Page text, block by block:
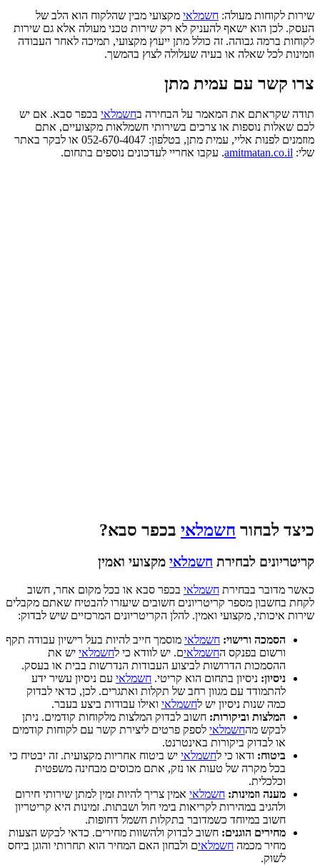
שירות לקוחות מעולה: חשמלאי מקצועי מבין שהלקוח הוא הלב של
העסק. לכן הוא ישאף להעניק לא רק שירות טכני מעולה אלא גם שירות
לקוחות ברמה גבוהה. זה כולל מתן ייעוץ מקצועי, תמיכה לאחר העבודה
וזמינות לכל שאלה או בעיה שעלולה לצוץ בהמשך.
צרו קשר עם עמית מתן
תודה שקראתם את המאמר על הבחירה בחשמלאי בכפר סבא. אם יש
לכם שאלות נוספות או צרכים בשירותי חשמלאות מקצועיים, אתם
מוזמנים לפנות אליי, עמית מתן, בטלפון: 052-670-4047 או לבקר באתר
שלי: amitmatan.co.il. עקבו אחריי לעדכונים נוספים בתחום.
כיצד לבחור חשמלאי בכפר סבא?
קריטריונים לבחירת חשמלאי מקצועי ואמין
כאשר מדובר בבחירת חשמלאי בכפר סבא או בכל מקום אחר, חשוב
לקחת בחשבון מספר קריטריונים חשובים שיעזרו להבטיח שאתם מקבלים
שירות איכותי, מקצועי ואמין. להלן הקריטריונים המרכזיים שיש לבדוק:
הסמכה ורישוי: חשמלאי מוסמך חייב להיות בעל רישיון עבודה תקף
ורשום בפנקס החשמלאים. יש לוודא כי לחשמלאי יש את
ההסמכות הדרושות לביצוע העבודות הנדרשות בבית או בעסק.
ניסיון: ניסיון בתחום הוא קריטי. חשמלאי עם ניסיון עשיר ידע
להתמודד עם מגוון רחב של תקלות ואתגרים. לכן, כדאי לבדוק
כמה שנות ניסיון יש לחשמלאי ואילו עבודות ביצע בעבר.
המלצות וביקורות: חשוב לבדוק המלצות מלקוחות קודמים. ניתן
לבקש מהחשמלאי לספק פרטים ליצירת קשר עם לקוחות קודמים
או לבדוק ביקורות באינטרנט.
ביטוח: ודאו כי לחשמלאי יש ביטוח אחריות מקצועית. זה יבטיח כי
בכל מקרה של טעות או נזק, אתם מכוסים מבחינה משפטית
וכלכלית.
מענה וזמינות: חשמלאי אמין צריך להיות זמין למתן שירותי חירום
ולהגיב במהירות לקריאות בימי חול ושבתות. זמינות היא קריטריון
חשוב במיוחד כשמדובר בתקלות חשמל דחופות.
מחירים הוגנים: חשוב לבדוק ולהשוות מחירים. כדאי לבקש הצעות
מחיר מכמה חשמלאים ולבחון האם המחיר הוא תחרותי והוגן ביחס
לשוק.